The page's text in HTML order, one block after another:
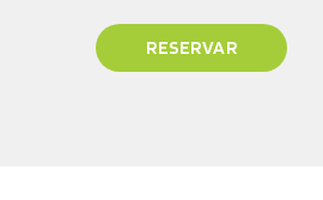
RESERVAR